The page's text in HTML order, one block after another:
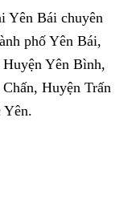
Yên Bái chuyên
phố Yên Bái,
Yên Bình,
Huyện Trấn
Yên.